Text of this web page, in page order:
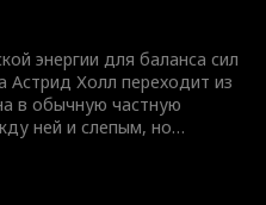
за проклятья, она
Астрид вернет ему
любую ее просьбу.
ждет культурный шок,
означает совсем не то,
энергии для баланса сил
Астрид Холл переходит из
в обычную частную
ней и слепым, но